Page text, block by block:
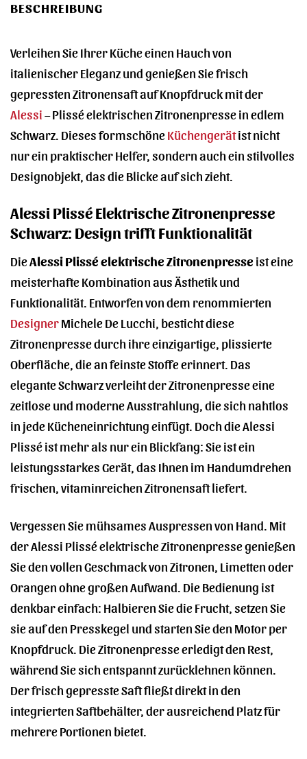
BESCHREIBUNG
Verleihen Sie Ihrer Küche einen Hauch von
italienischer Eleganz und genießen Sie frisch
gepressten Zitronensaft auf Knopfdruck mit der
Alessi– Plissé elektrischen Zitronenpresse in edlem
Schwarz. Dieses formschöneKüchengerätist nicht
nur ein praktischer Helfer, sondern auch ein stilvolles
Designobjekt, das die Blicke auf sich zieht.
Alessi Plissé Elektrische Zitronenpresse
Schwarz: Design trifft Funktionalität
DieAlessi Plissé elektrische Zitronenpresseist eine
meisterhafte Kombination aus Ästhetik und
Funktionalität. Entworfen von dem renommierten
DesignerMichele De Lucchi, besticht diese
Zitronenpresse durch ihre einzigartige, plissierte
Oberfläche, die an feinste Stoffe erinnert. Das
elegante Schwarz verleiht der Zitronenpresse eine
zeitlose und moderne Ausstrahlung, die sich nahtlos
in jede Kücheneinrichtung einfügt. Doch die Alessi
Plissé ist mehr als nur ein Blickfang: Sie ist ein
leistungsstarkes Gerät, das Ihnen im Handumdrehen
frischen, vitaminreichen Zitronensaft liefert.
Vergessen Sie mühsames Auspressen von Hand. Mit
der Alessi Plissé elektrische Zitronenpresse genießen
Sie den vollen Geschmack von Zitronen, Limetten oder
Orangen ohne großen Aufwand. Die Bedienung ist
denkbar einfach: Halbieren Sie die Frucht, setzen Sie
sie auf den Presskegel und starten Sie den Motor per
Knopfdruck. Die Zitronenpresse erledigt den Rest,
während Sie sich entspannt zurücklehnen können.
Der frisch gepresste Saft fließt direkt in den
integrierten Saftbehälter, der ausreichend Platz für
mehrere Portionen bietet.